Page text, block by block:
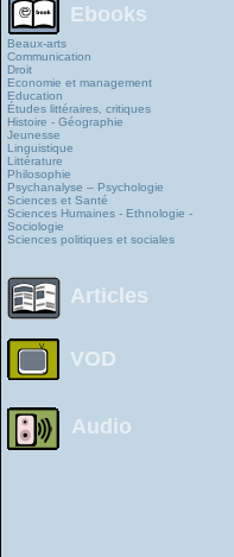
Ebooks
Beaux-arts
Communication
Droit
Economie et management
Education
Études littéraires, critiques
Histoire - Géographie
Jeunesse
Linguistique
Littérature
Philosophie
Psychanalyse – Psychologie
Sciences et Santé
Sciences Humaines - Ethnologie -
Sociologie
Sciences politiques et sociales
Articles
VOD
Audio